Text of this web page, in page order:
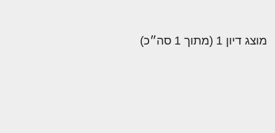
מוצג דיון 1 (מתוך 1 סה״כ)